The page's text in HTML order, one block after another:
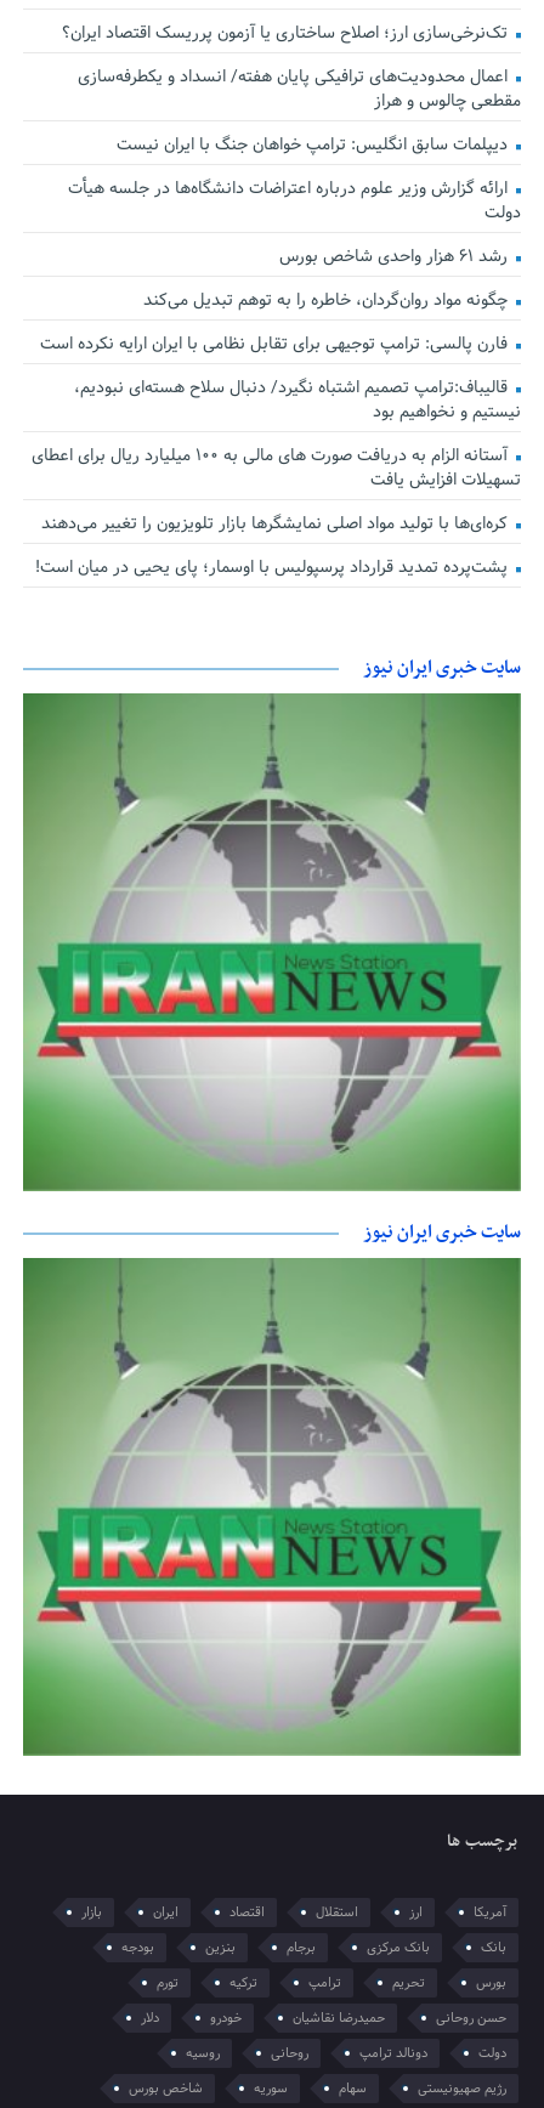
تک‌نرخی‌سازی ارز؛ اصلاح ساختاری یا آزمون پرریسک اقتصاد ایران؟
اعمال محدودیت‌های ترافیکی پایان هفته/ انسداد و یکطرفه‌سازی
مقطعی چالوس و هراز
دیپلمات سابق انگلیس:‌ ترامپ خواهان جنگ با ایران نیست
ارائه گزارش وزیر علوم درباره اعتراضات دانشگاه‌ها در جلسه هیأت
دولت
رشد ۶۱ هزار واحدی شاخص بورس
چگونه مواد روان‌گردان، خاطره را به توهم تبدیل می‌کند
فارن پالسی: ترامپ توجیهی برای تقابل نظامی با ایران ارایه نکرده است
قالیباف:ترامپ تصمیم اشتباه نگیرد/ دنبال سلاح هسته‌ای نبودیم،
نیستیم و نخواهیم بود
آستانه الزام به دریافت صورت های مالی به ۱۰۰ میلیارد ریال برای اعطای
تسهیلات افزایش یافت
کره‌ای‌ها با تولید مواد اصلی نمایشگرها بازار تلویزیون را تغییر می‌دهند
پشت‌پرده تمدید قرارداد پرسپولیس با اوسمار؛ پای یحیی در میان است!
سایت خبری ایران نیوز
سایت خبری ایران نیوز
برچسب ها
آمریکا ارز استقلال اقتصاد ایران
بازار
بانک
بانک مرکزی برجام بنزین
بودجه
بورس
تحریم ترامپ ترکیه
تورم
حسن روحانی
حمیدرضا نقاشیان خودرو
دلار
دولت
دونالد ترامپ روحانی
روسیه
رژیم صهیونیستی
سهام سوریه شاخص بورس